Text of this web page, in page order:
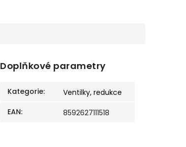
Doplňkové parametry
Kategorie:
Ventilky, redukce
EAN: 8592627111518